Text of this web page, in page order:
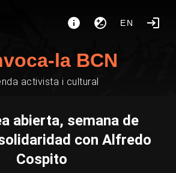
EN
la BCN
activista i cultural
abierta, semana de
con Alfredo
Cospito